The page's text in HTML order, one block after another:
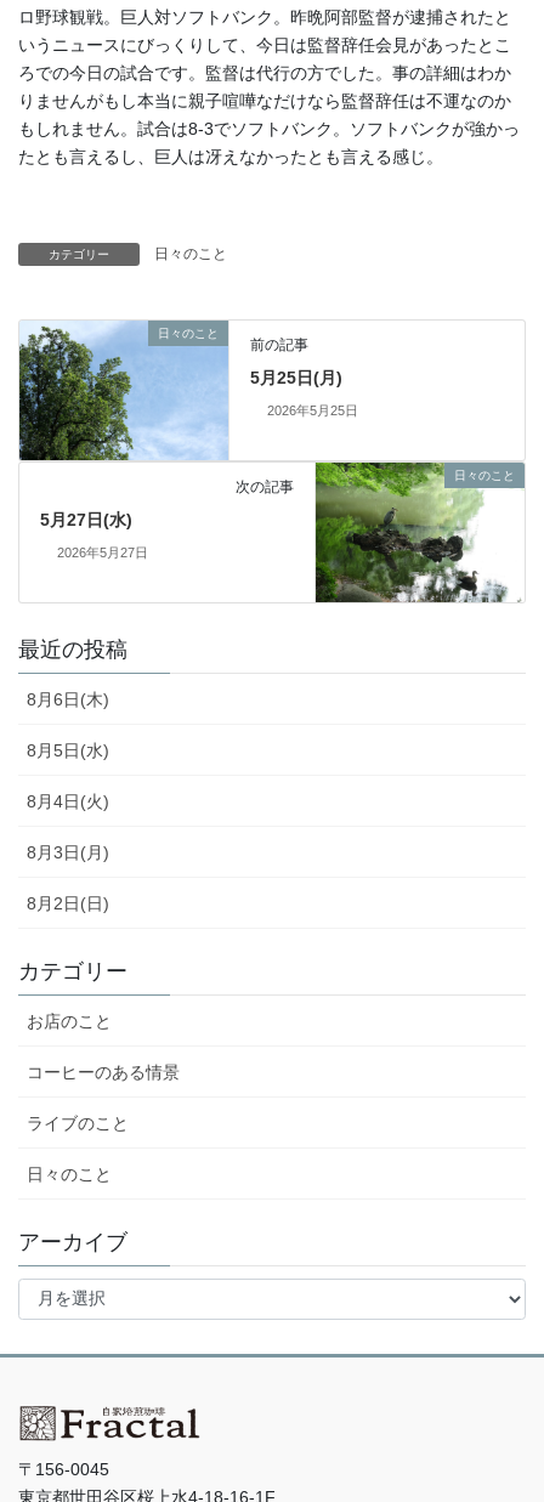
ロ野球観戦。巨人対ソフトバンク。昨晩阿部監督が逮捕されたと
いうニュースにびっくりして、今日は監督辞任会見があったとこ
ろでの今日の試合です。監督は代行の方でした。事の詳細はわか
りませんがもし本当に親子喧嘩なだけなら監督辞任は不運なのか
もしれません。試合は8-3でソフトバンク。ソフトバンクが強かっ
たとも言えるし、巨人は冴えなかったとも言える感じ。
カテゴリー 日々のこと
日々のこと
前の記事
5月25日(月)
2026年5月25日
日々のこと
次の記事
5月27日(水)
2026年5月27日
最近の投稿
8月6日(木)
8月5日(水)
8月4日(火)
8月3日(月)
8月2日(日)
カテゴリー
お店のこと
コーヒーのある情景
ライブのこと
日々のこと
アーカイブ
ア
イ
〒156-0045
東京都世田谷区桜上水4-18-16-1F